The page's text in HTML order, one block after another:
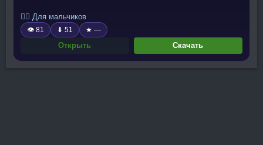
🧍‍♂️ Для мальчиков
👁 81 ⬇ 51 ★ —
Открыть Скачать